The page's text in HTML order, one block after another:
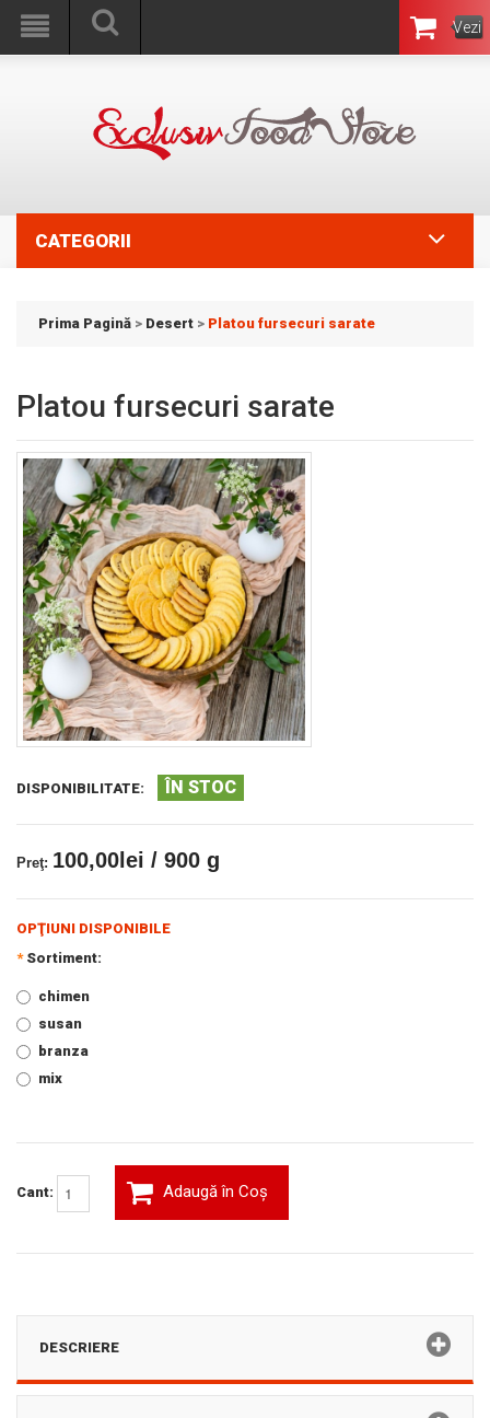
Vezi
Coşul
CATEGORII
Prima Pagină > Desert > Platou fursecuri sarate
Platou fursecuri sarate
DISPONIBILITATE: ÎN STOC
Preţ: 100,00lei / 900 g
OPŢIUNI DISPONIBILE
* Sortiment:
chimen
susan
branza
mix
Cant: Adaugă în Coş
DESCRIERE